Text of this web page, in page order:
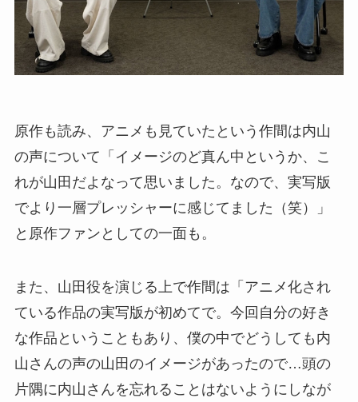
原作も読み、アニメも見ていたという作間は内山
の声について「イメージのど真ん中というか、こ
れが山田だよなって思いました。なので、実写版
でより一層プレッシャーに感じてました（笑）」
と原作ファンとしての一面も。
また、山田役を演じる上で作間は「アニメ化され
ている作品の実写版が初めてで。今回自分の好き
な作品ということもあり、僕の中でどうしても内
山さんの声の山田のイメージがあったので…頭の
片隅に内山さんを忘れることはないようにしなが